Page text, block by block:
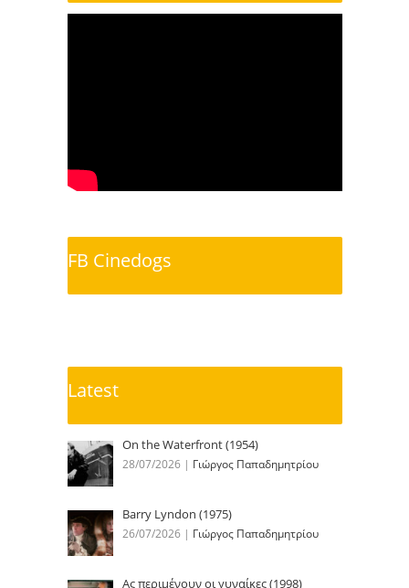
FB Cinedogs
Latest
On the Waterfront (1954)
28/07/2026 | Γιώργος Παπαδημητρίου
Barry Lyndon (1975)
26/07/2026 | Γιώργος Παπαδημητρίου
Ας περιμένουν οι γυναίκες (1998)